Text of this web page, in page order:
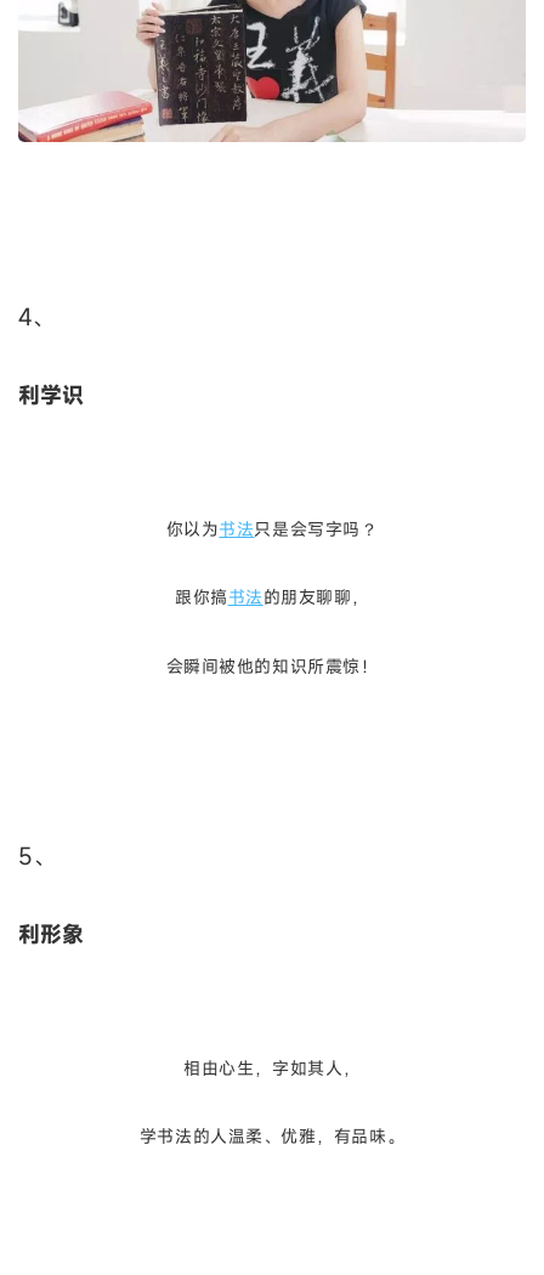
4、
利学识
你以为书法只是会写字吗？
跟你搞书法的朋友聊聊，
会瞬间被他的知识所震惊！
5、
利形象
相由心生，字如其人，
学书法的人温柔、优雅，有品味。